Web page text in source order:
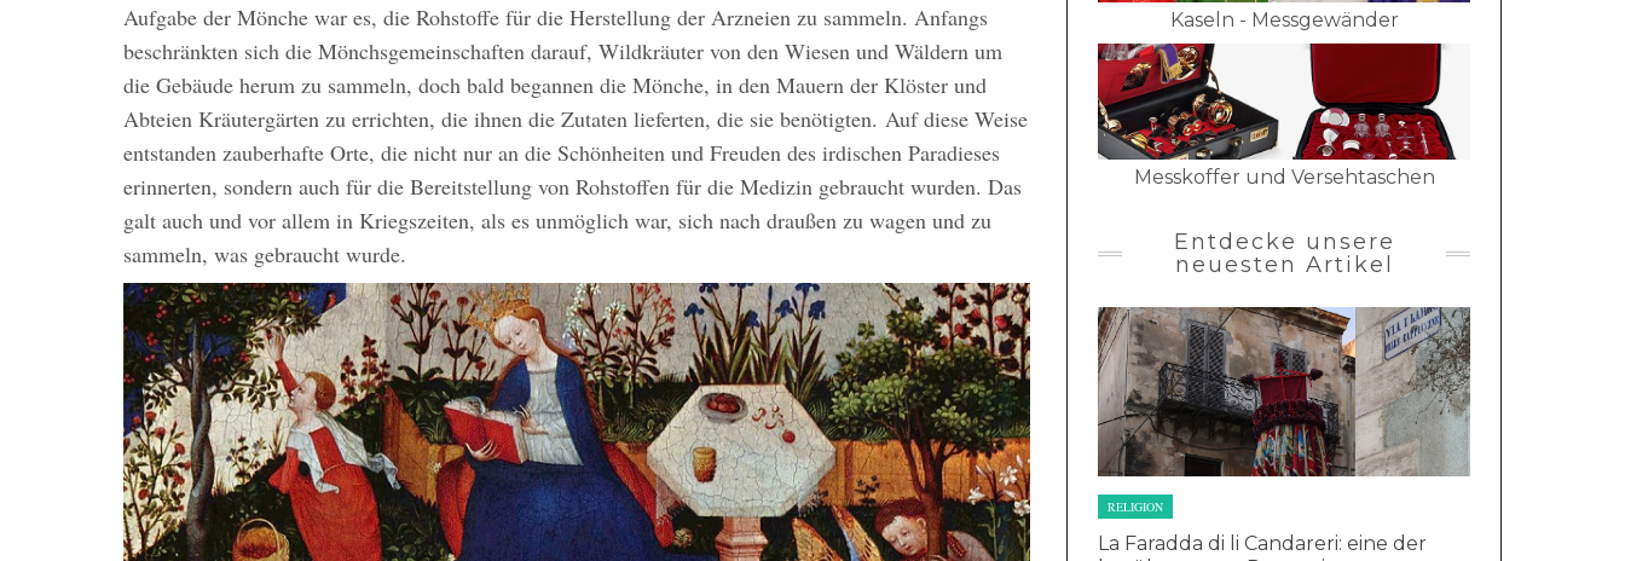
Aufgabe der Mönche war es, die Rohstoffe für die Herstellung der Arzneien zu sammeln. Anfangs
beschränkten sich die Mönchsgemeinschaften darauf, Wildkräuter von den Wiesen und Wäldern um
die Gebäude herum zu sammeln, doch bald begannen die Mönche, in den Mauern der Klöster und
Abteien Kräutergärten zu errichten, die ihnen die Zutaten lieferten, die sie benötigten. Auf diese Weise
entstanden zauberhafte Orte, die nicht nur an die Schönheiten und Freuden des irdischen Paradieses
erinnerten, sondern auch für die Bereitstellung von Rohstoffen für die Medizin gebraucht wurden. Das
galt auch und vor allem in Kriegszeiten, als es unmöglich war, sich nach draußen zu wagen und zu
sammeln, was gebraucht wurde.
Kaseln - Messgewänder
Messkoffer und Versehtaschen
Entdecke unsere
neuesten Artikel
RELIGION
La Faradda di li Candareri: eine der